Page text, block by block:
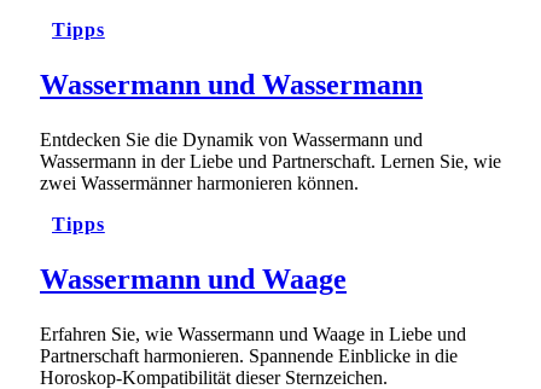
Tipps
Wassermann und Wassermann
Entdecken Sie die Dynamik von Wassermann und
Wassermann in der Liebe und Partnerschaft. Lernen Sie, wie
zwei Wassermänner harmonieren können.
Tipps
Wassermann und Waage
Erfahren Sie, wie Wassermann und Waage in Liebe und
Partnerschaft harmonieren. Spannende Einblicke in die
Horoskop-Kompatibilität dieser Sternzeichen.